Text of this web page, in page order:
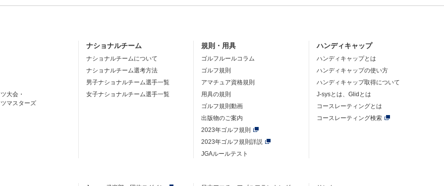
大会・
マスターズ
ナショナルチーム
ナショナルチームについて
ナショナルチーム選考方法
男子ナショナルチーム選手一覧
女子ナショナルチーム選手一覧
規則・用具
ゴルフルールコラム
ゴルフ規則
アマチュア資格規則
用具の規則
ゴルフ規則動画
出版物のご案内
2023年ゴルフ規則
2023年ゴルフ規則詳説
JGAルールテスト
ハンディキャップ
ハンディキャップとは
ハンディキャップの使い方
ハンディキャップ取得について
J-sysとは、Glidとは
コースレーティングとは
コースレーティング検索